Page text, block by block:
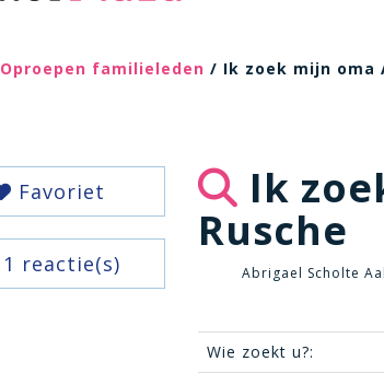
Oproepen familieleden / Ik zoek mijn oma
Favoriet
1 reactie(s)
Ik
Rusche
Abrigael Scholte
Wie zoekt u?: